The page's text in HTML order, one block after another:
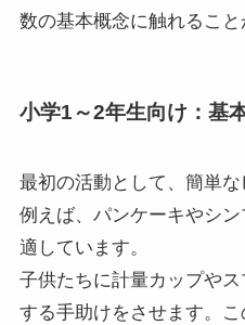
数の基本概念に触れること
小学1～2年生向け：基
最初の活動として、簡単な
例えば、パンケーキやシ
適しています。
子供たちに計量カップや
する手助けをさせます。